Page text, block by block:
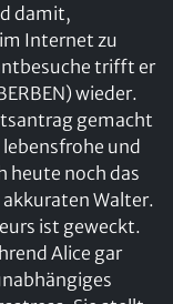
damit,
Internet zu
trifft er
wieder.
gemacht
und
heute noch das
Walter.
ist geweckt.
Alice gar